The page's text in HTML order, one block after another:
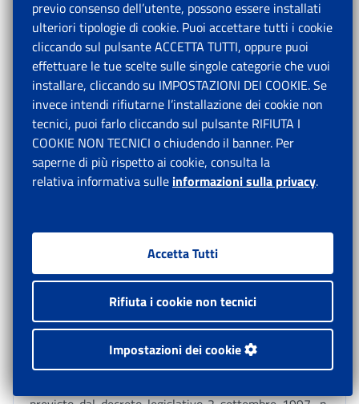
(*) Il limite annuo è pari a 244,74 euro x 52 settimane
Si rammenta che, ai sensi del combinato disposto
dell’articolo 69, comma 7, della legge 23 dicembre
2000, n. 388, e dell’articolo 43, comma 3, della legge
28 dicembre 2001, n. 448, le disposizioni di cui
all’articolo 7 del decreto-legge n. 463/1983, modificato
dall'articolo 1, comma 2, del decreto-legge n.
338/1989, non si applicano, a partire dal 1° gennaio
8. Importi che non concorrono a formare il reddito di
lavoro dipendente
Si riportano, di seguito, per l’anno 2026, gli importi
previo consenso dell’utente, possono essere installati
ulteriori tipologie di cookie. Puoi accettare tutti i cookie
cliccando sul pulsante ACCETTA TUTTI, oppure puoi
effettuare le tue scelte sulle singole categorie che vuoi
installare, cliccando su IMPOSTAZIONI DEI COOKIE. Se
invece intendi rifiutarne l’installazione dei cookie non
tecnici, puoi farlo cliccando sul pulsante RIFIUTA I
COOKIE NON TECNICI o chiudendo il banner. Per
saperne di più rispetto ai cookie, consulta la
relativa informativa sulle informazioni sulla privacy.
Accetta Tutti
Rifiuta i cookie non tecnici
Impostazioni dei cookie